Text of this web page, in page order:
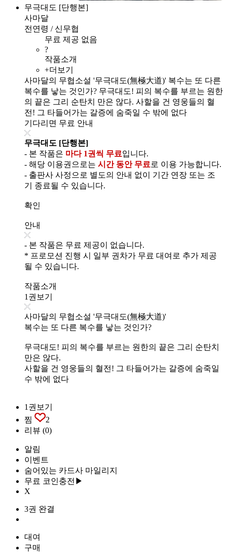
무극대도 [단행본]
사마달
전연령 / 신무협
무료 제공 없음
?
작품소개
+더보기
사마달의 무협소설 '무극대도(無極大道)' 복수는 또 다른
복수를 낳는 것인가? 무극대도! 피의 복수를 부르는 원한
의 끝은 그리 순탄치 만은 않다. 사할을 건 영웅들의 혈
전! 그 타들어가는 갈증에 숨죽일 수 밖에 없다
기다리면 무료 안내
무극대도 [단행본]
- 본 작품은 마다 1권씩 무료입니다.
- 해당 이용권으로는 시간 동안 무료 로 이용 가능합니다.
- 출판사 사정으로 별도의 안내 없이 기간 연장 또는 조
기 종료될 수 있습니다.
확인
안내
- 본 작품은 무료 제공이 없습니다.
* 프로모션 진행 시 일부 권차가 무료 대여로 추가 제공
될 수 있습니다.
작품소개
1권보기
사마달의 무협소설 '무극대도(無極大道)'
복수는 또 다른 복수를 낳는 것인가?
무극대도! 피의 복수를 부르는 원한의 끝은 그리 순탄치
만은 않다.
사할을 건 영웅들의 혈전! 그 타들어가는 갈증에 숨죽일
수 밖에 없다
1권보기
찜
2
리뷰 (0)
알림
이벤트
숨어있는 카드사 마일리지
무료 코인충전▶
X
3권 완결
대여
구매